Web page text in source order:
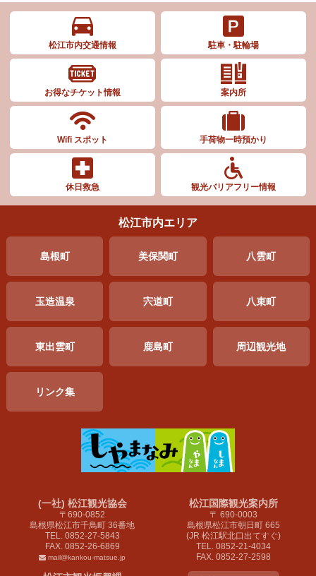
松江市内交通情報 駐車・駐輪場
お得なチケット情報 案内所
Wifi スポット 手荷物一時預かり
休日救急 観光バリアフリー情報
松江市内エリア
島根町 美保関町 八雲町
玉造温泉 宍道町 八束町
東出雲町 鹿島町 周辺観光地
リンク集
(一社) 松江観光協会
〒690-0852
島根県松江市千鳥町 36番地
TEL. 0852-27-5843
FAX. 0852-26-6869
mail@kankou-matsue.jp
松江国際観光案内所
〒 690-0003
島根県松江市朝日町 665
(JR 松江駅北口出てすぐ)
TEL. 0852-21-4034
FAX. 0852-27-2598